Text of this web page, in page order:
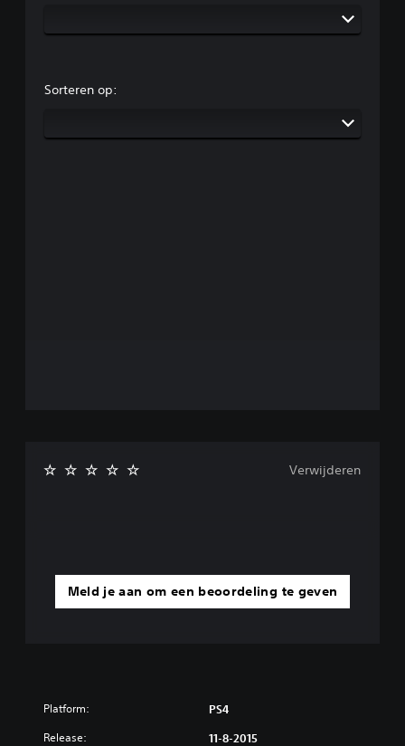
Sorteren op:
Meld je aan om een beoordeling te geven
Verwijderen
Platform: PS4
Release: 11-8-2015